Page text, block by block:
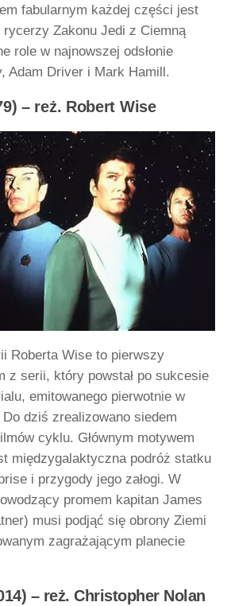
fabularnym każdej części jest
Zakonu Jedi z Ciemną
role w najnowszej odsłonie
Adam Driver i Mark Hamill.
– reż. Robert Wise
Roberta Wise to pierwszy
z serii, który powstał po sukcesie
emitowanego pierwotnie w
dziś zrealizowano siedem
cyklu. Głównym motywem
międzygalaktyczna podróż statku
i przygody jego załogi. W
promem kapitan James
musi podjąć się obrony Ziemi
zagrażającym planecie
– reż. Christopher Nolan